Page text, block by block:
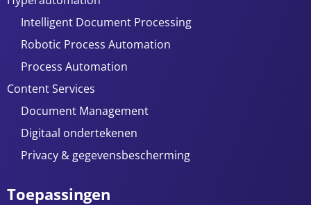
Intelligent Document Processing
Robotic Process Automation
Process Automation
Content Services
Document Management
Digitaal ondertekenen
Privacy & gegevensbescherming
Toepassingen